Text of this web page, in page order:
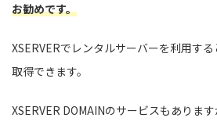
お勧めです。
XSERVERでレンタルサーバーを利用す
取得できます。
XSERVER DOMAINのサービスもありま